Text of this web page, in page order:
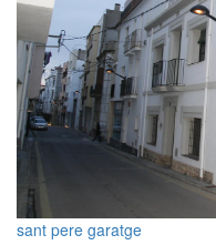
sant pere garatge